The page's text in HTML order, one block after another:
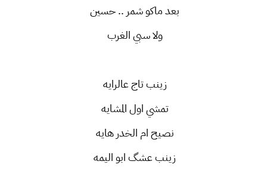
بعد ماكو شمر .. حسين
ولا سبي الغرب
زينب تاج عالرايه
تمشي اول المشايه
نصيح ام الخدر هايه
زينب عشگ ابو اليمه